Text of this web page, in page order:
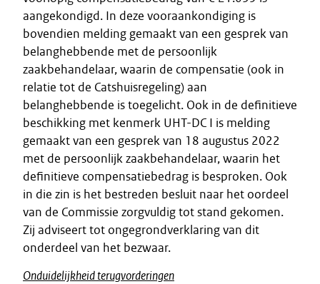
aangekondigd. In deze vooraankondiging is
bovendien melding gemaakt van een gesprek van
belanghebbende met de persoonlijk
zaakbehandelaar, waarin de compensatie (ook in
relatie tot de Catshuisregeling) aan
belanghebbende is toegelicht. Ook in de definitieve
beschikking met kenmerk UHT-DC I is melding
gemaakt van een gesprek van 18 augustus 2022
met de persoonlijk zaakbehandelaar, waarin het
definitieve compensatiebedrag is besproken. Ook
in die zin is het bestreden besluit naar het oordeel
van de Commissie zorgvuldig tot stand gekomen.
Zij adviseert tot ongegrondverklaring van dit
onderdeel van het bezwaar.
Onduidelijkheid terugvorderingen